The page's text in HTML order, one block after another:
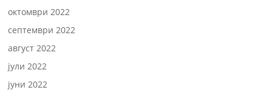
октомври 2022
септември 2022
август 2022
јули 2022
јуни 2022